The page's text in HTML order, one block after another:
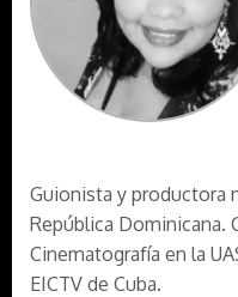
Guionista y productora
República Dominicana.
Cinematografía en la
EICTV de Cuba.